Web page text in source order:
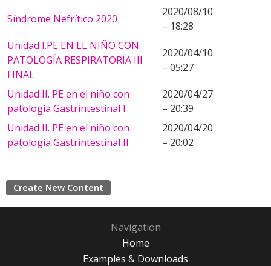
Síndrome Nefrítico 2020
2020/08/10
– 18:28
Unidad I.PE EN EL NIÑO CON
PATOLOGÍA RESPIRATORIA III
FINAL
2020/04/10
– 05:27
Unidad II. PE en el niño con
patología Gastrintestinal I
2020/04/27
– 20:39
Unidad II. PE en el niño con
patología Gastrintestinal II
2020/04/20
– 20:02
Create New Content
Navigation
Home
Examples & Downloads